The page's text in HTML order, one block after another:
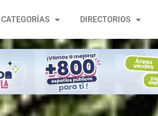
CATEGORÍAS DIRECTORIOS